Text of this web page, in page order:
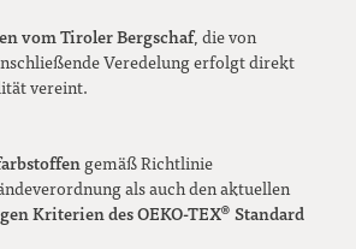
vom Tiroler Bergschaf, die von
Veredelung erfolgt direkt
vereint.
gemäß Richtlinie
als auch den aktuellen
Kriterien des OEKO-TEX® Standard